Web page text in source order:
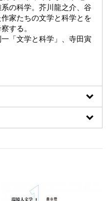
の科学。芥川龍之介、谷
家たちの文学と科学とを
する。
「文学と科学」、寺田寅